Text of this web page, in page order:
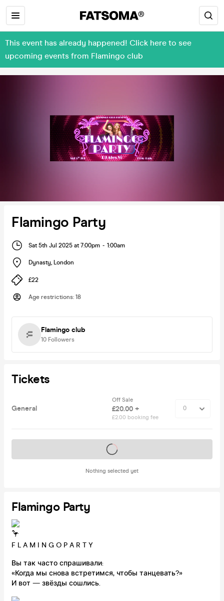
This event has already happened! Click here to see
upcoming events from Flamingo club
Flamingo Party
Sat 5th Jul 2025 at 7:00pm - 1:00am
Dynasty, London
£22
Age restrictions: 18
Flamingo club
10 Followers
Tickets
General
Off Sale
£20.00 +
£2.00 booking fee
Nothing selected yet
Tickets on sale soon
Flamingo Party
F L A M I N G O P A R T Y
Вы так часто спрашивали:
«Когда мы снова встретимся, чтобы танцевать?»
И вот — звёзды сошлись.